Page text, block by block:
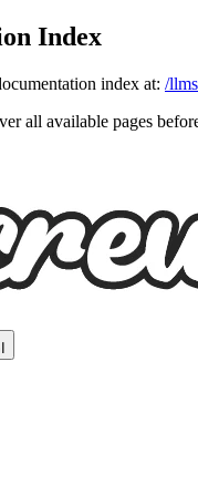
Index
index at: /
all available pages